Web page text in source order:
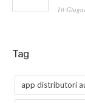
10
Tag
app distributori